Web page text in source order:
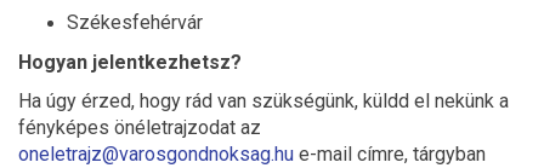
Székesfehérvár
Hogyan jelentkezhetsz?
Ha úgy érzed, hogy rád van szükségünk, küldd el nekünk a
fényképes önéletrajzodat az
oneletrajz@varosgondnoksag.hu e-mail címre, tárgyban